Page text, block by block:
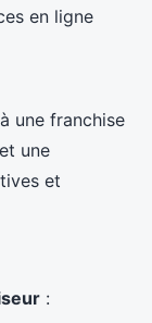
en ligne
une franchise
une
et
: